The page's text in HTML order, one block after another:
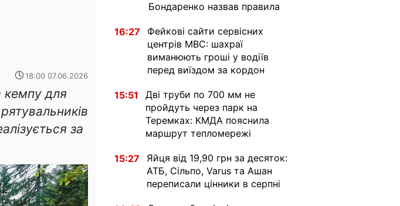
18:00 07.06.2026
кемпу для
за
Бондаренко назвав правила
16:27
Фейкові сайти сервісних
центрів МВС: шахраї
виманюють гроші у водіїв
перед виїздом за кордон
15:51
Дві труби по 700 мм не
пройдуть через парк на
Теремках: КМДА пояснила
маршрут тепломережі
15:27
Яйця від 19,90 грн за десяток:
АТБ, Сільпо, Varus та Ашан
переписали цінники в серпні